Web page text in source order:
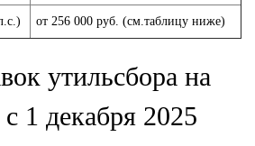
от 256 000 руб. (см.таблицу ниже)
утильсбора на
1 декабря 2025